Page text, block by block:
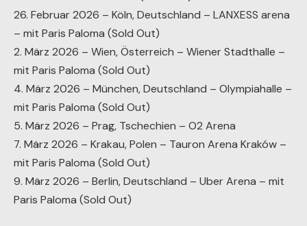
26. Februar 2026 – Köln, Deutschland – LANXESS arena
– mit Paris Paloma (Sold Out)
2. März 2026 – Wien, Österreich – Wiener Stadthalle –
mit Paris Paloma (Sold Out)
4. März 2026 – München, Deutschland – Olympiahalle –
mit Paris Paloma (Sold Out)
5. März 2026 – Prag, Tschechien – O2 Arena
7. März 2026 – Krakau, Polen – Tauron Arena Kraków –
mit Paris Paloma (Sold Out)
9. März 2026 – Berlin, Deutschland – Uber Arena – mit
Paris Paloma (Sold Out)